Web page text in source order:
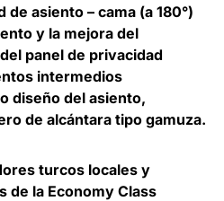
asiento – cama (a 180°)
y la mejora del
panel de privacidad
intermedios
diseño del asiento,
de alcántara tipo gamuza.
turcos locales y
de la Economy Class